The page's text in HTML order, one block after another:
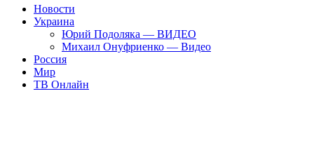
Новости
Украина
Юрий Подоляка — ВИДЕО
Михаил Онуфриенко — Видео
Россия
Мир
ТВ Онлайн